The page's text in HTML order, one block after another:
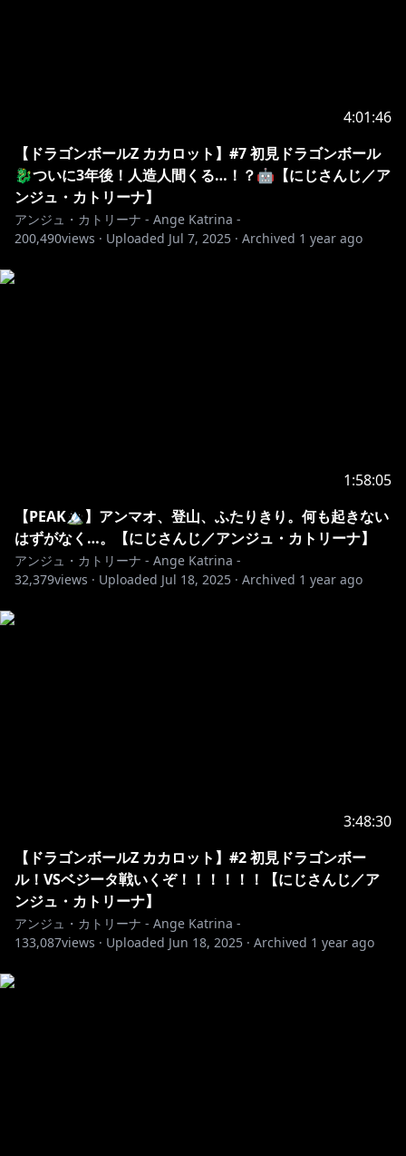
4:01:46
【ドラゴンボールZ カカロット】#7 初見ドラゴンボール
🐉ついに3年後！人造人間くる…！？🤖【にじさんじ／ア
ンジュ・カトリーナ】
アンジュ・カトリーナ - Ange Katrina -
200,490views · Uploaded Jul 7, 2025 · Archived 1 year ago
1:58:05
【PEAK🏔️】アンマオ、登山、ふたりきり。何も起きない
はずがなく…。【にじさんじ／アンジュ・カトリーナ】
アンジュ・カトリーナ - Ange Katrina -
32,379views · Uploaded Jul 18, 2025 · Archived 1 year ago
3:48:30
【ドラゴンボールZ カカロット】#2 初見ドラゴンボー
ル！VSベジータ戦いくぞ！！！！！！【にじさんじ／ア
ンジュ・カトリーナ】
アンジュ・カトリーナ - Ange Katrina -
133,087views · Uploaded Jun 18, 2025 · Archived 1 year ago